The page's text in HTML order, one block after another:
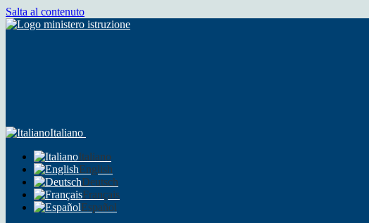
Salta al contenuto
Italiano
Italiano
English
Deutsch
Français
Español